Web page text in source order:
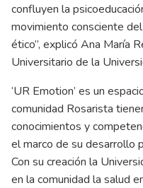
confluyen la
movimiento consciente
ético”, explicó Ana María
Universitario de la
‘UR Emotion’ es un
comunidad Rosarista
conocimientos y
el marco de su desarrollo
Con su creación la
en la comunidad la salud